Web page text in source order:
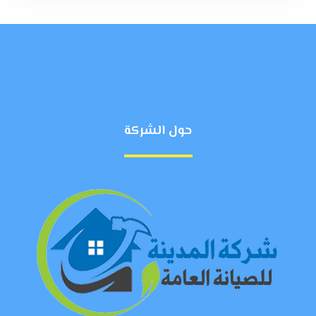
حول الشركة